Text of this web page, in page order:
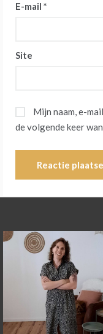
E-mail *
Site
Mijn naam, e-
de volgende keer